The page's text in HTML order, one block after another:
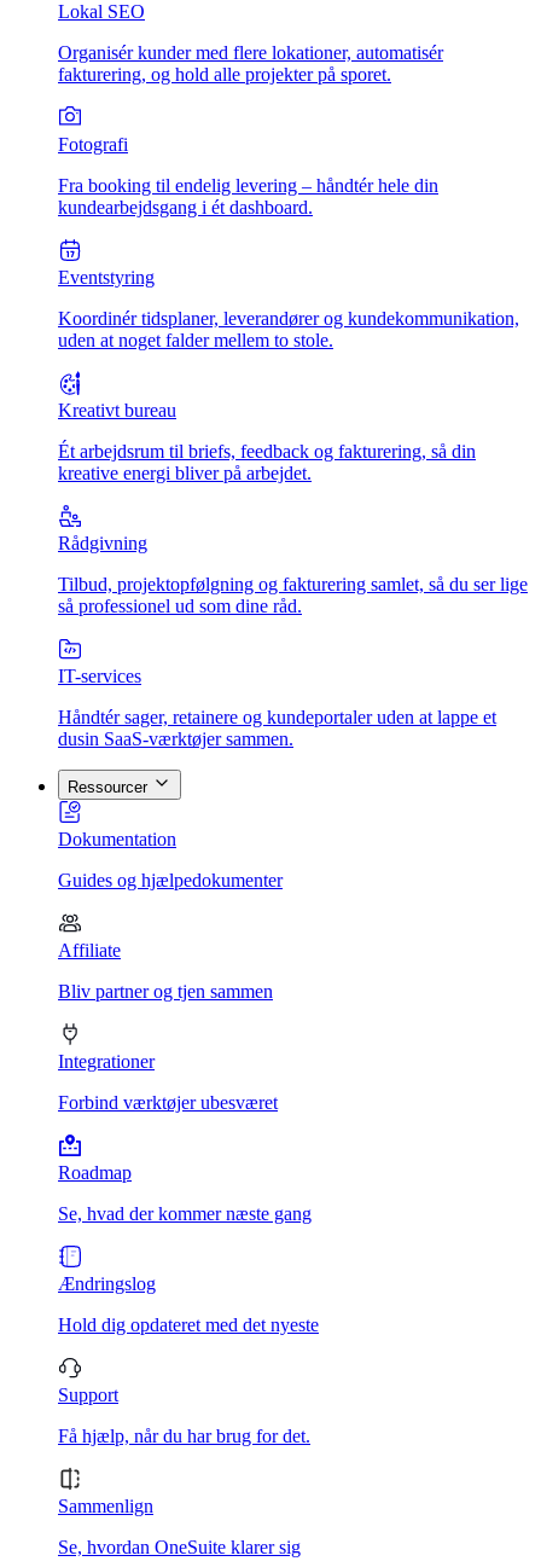
Lokal SEO
Organisér kunder med flere lokationer, automatisér
fakturering, og hold alle projekter på sporet.
Fotografi
Fra booking til endelig levering – håndtér hele din
kundearbejdsgang i ét dashboard.
Eventstyring
Koordinér tidsplaner, leverandører og kundekommunikation,
uden at noget falder mellem to stole.
Kreativt bureau
Ét arbejdsrum til briefs, feedback og fakturering, så din
kreative energi bliver på arbejdet.
Rådgivning
Tilbud, projektopfølgning og fakturering samlet, så du ser lige
så professionel ud som dine råd.
IT-services
Håndtér sager, retainere og kundeportaler uden at lappe et
dusin SaaS-værktøjer sammen.
Ressourcer
Dokumentation
Guides og hjælpedokumenter
Affiliate
Bliv partner og tjen sammen
Integrationer
Forbind værktøjer ubesværet
Roadmap
Se, hvad der kommer næste gang
Ændringslog
Hold dig opdateret med det nyeste
Support
Få hjælp, når du har brug for det.
Sammenlign
Se, hvordan OneSuite klarer sig